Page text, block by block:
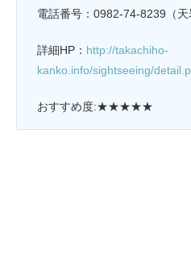
電話番号：0982-74-8239（天
詳細HP： http://takachiho-
kanko.info/sightseeing/
おすすめ度:★★★★★